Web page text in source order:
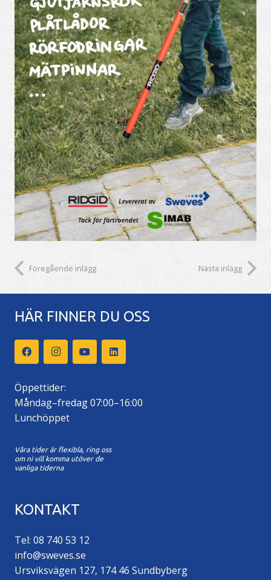
Föregående inlägg Nästa inlägg
HÄR FINNER DU OSS
Öppettider:
Måndag–fredag 07:00–16:00
Lunchöppet
Våra tider är flexibla, ring oss
om ni vill komma utöver de
vanliga tiderna
KONTAKT
Tel: 08 740 53 12
info@sweves.se
Ursviksvägen 127, 174 46 Sundbyberg